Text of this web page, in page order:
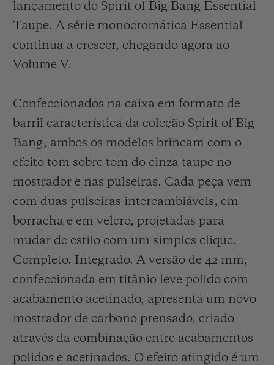
lançamento do Spirit of Big Bang Essential
Taupe. A série monocromática Essential
continua a crescer, chegando agora ao
Volume V.
Confeccionados na caixa em formato de
barril característica da coleção Spirit of Big
Bang, ambos os modelos brincam com o
efeito tom sobre tom do cinza taupe no
mostrador e nas pulseiras. Cada peça vem
com duas pulseiras intercambiáveis, em
borracha e em velcro, projetadas para
mudar de estilo com um simples clique.
Completo. Integrado. A versão de 42 mm,
confeccionada em titânio leve polido com
acabamento acetinado, apresenta um novo
mostrador de carbono prensado, criado
através da combinação entre acabamentos
polidos e acetinados. O efeito atingido é um